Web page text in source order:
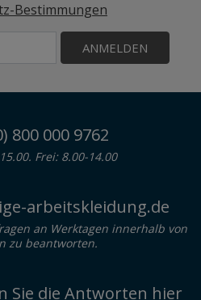
Bestimmungen
ANMELDEN
800 000 9762
Frei: 8.00-14.00
arbeitskleidung.de
an Werktagen innerhalb von
zu beantworten.
Sie die Antworten hier